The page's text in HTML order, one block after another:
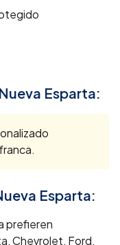
Nueva Esparta:
Esparta:
prefieren
Chevrolet, Ford,